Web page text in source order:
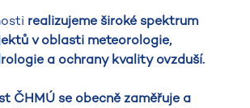
realizujeme široké spektrum
v oblasti meteorologie,
a ochrany kvality ovzduší.
ČHMÚ se obecně zaměřuje a